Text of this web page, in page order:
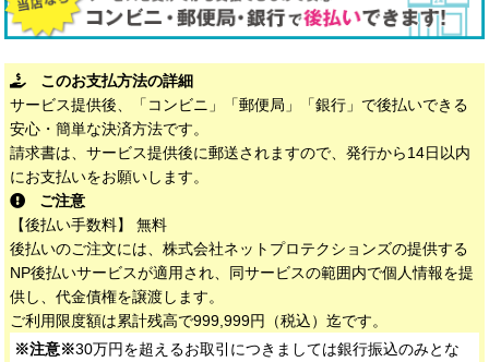
このお支払方法の詳細
サービス提供後、「コンビニ」「郵便局」「銀行」で後払いできる
安心・簡単な決済方法です。
請求書は、サービス提供後に郵送されますので、発行から14日以内
にお支払いをお願いします。
ご注意
【後払い手数料】 無料
後払いのご注文には、株式会社ネットプロテクションズの提供する
NP後払いサービスが適用され、同サービスの範囲内で個人情報を提
供し、代金債権を譲渡します。
ご利用限度額は累計残高で999,999円（税込）迄です。
※注意※30万円を超えるお取引につきましては銀行振込のみとな